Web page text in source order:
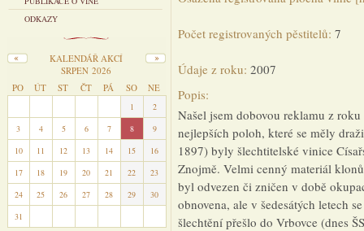
ODKAZY
KALENDÁŘ AKCÍ
SRPEN 2026
PO
ÚT ST ČT PÁ SO NE
1
2
3
4 5 6 7 8
9
10
11 12 13 14 15
16
17
18 19 20 21 22
23
24
25 26 27 28 29
30
31
Počet registrovaných pěstitelů: 7
Údaje z roku: 2007
Popis:
Našel jsem dobovou reklamu z
nejlepších poloh, které se měly
1897) byly šlechtitelské vinice
Znojmě. Velmi cenný materiál
byl odvezen či zničen v době
obnovena, ale v šedesátých letech
šlechtění přešlo do Vrbovce (dnes